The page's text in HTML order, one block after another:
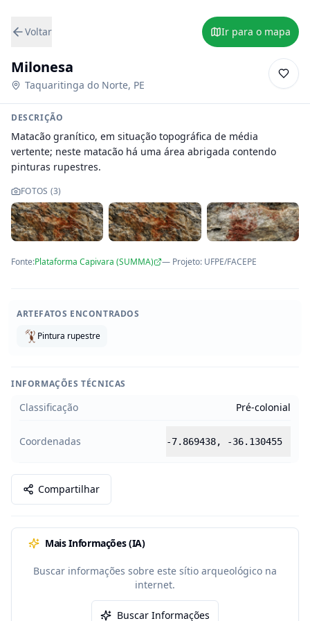
Voltar Ir para o mapa
Milonesa
Taquaritinga do Norte, PE
DESCRIÇÃO
Matacão granítico, em situação topográfica de média
vertente; neste matacão há uma área abrigada contendo
pinturas rupestres.
FOTOS (3)
Fonte:Plataforma Capivara (SUMMA) — Projeto: UFPE/FACEPE
ARTEFATOS ENCONTRADOS
Pintura rupestre
INFORMAÇÕES TÉCNICAS
Classificação Pré-colonial
Coordenadas -7.869438, -36.130455
Compartilhar
Mais Informações (IA)
Buscar informações sobre este sítio arqueológico na
internet.
Buscar Informações